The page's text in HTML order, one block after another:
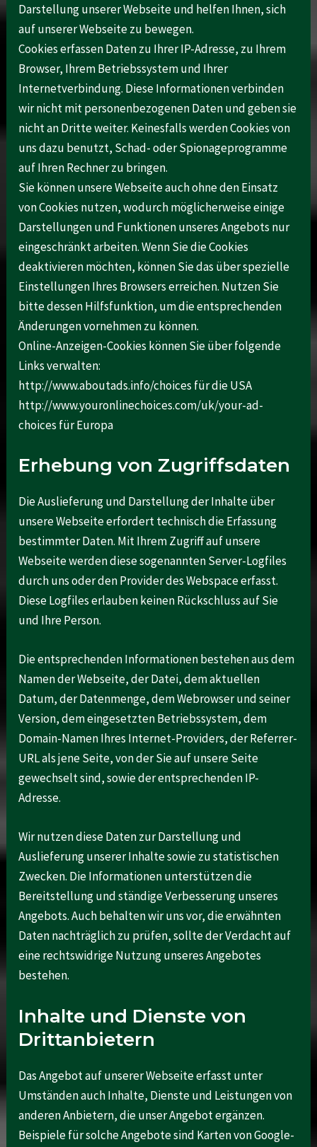
Darstellung unserer Webseite und helfen Ihnen, sich
auf unserer Webseite zu bewegen.
Cookies erfassen Daten zu Ihrer IP-Adresse, zu Ihrem
Browser, Ihrem Betriebssystem und Ihrer
Internetverbindung. Diese Informationen verbinden
wir nicht mit personenbezogenen Daten und geben sie
nicht an Dritte weiter. Keinesfalls werden Cookies von
uns dazu benutzt, Schad- oder Spionageprogramme
auf Ihren Rechner zu bringen.
Sie können unsere Webseite auch ohne den Einsatz
von Cookies nutzen, wodurch möglicherweise einige
Darstellungen und Funktionen unseres Angebots nur
eingeschränkt arbeiten. Wenn Sie die Cookies
deaktivieren möchten, können Sie das über spezielle
Einstellungen Ihres Browsers erreichen. Nutzen Sie
bitte dessen Hilfsfunktion, um die entsprechenden
Änderungen vornehmen zu können.
Online-Anzeigen-Cookies können Sie über folgende
Links verwalten:
http://www.aboutads.info/choices für die USA
http://www.youronlinechoices.com/uk/your-ad-
choices für Europa
Erhebung von Zugriffsdaten
Die Auslieferung und Darstellung der Inhalte über
unsere Webseite erfordert technisch die Erfassung
bestimmter Daten. Mit Ihrem Zugriff auf unsere
Webseite werden diese sogenannten Server-Logfiles
durch uns oder den Provider des Webspace erfasst.
Diese Logfiles erlauben keinen Rückschluss auf Sie
und Ihre Person.
Die entsprechenden Informationen bestehen aus dem
Namen der Webseite, der Datei, dem aktuellen
Datum, der Datenmenge, dem Webrowser und seiner
Version, dem eingesetzten Betriebssystem, dem
Domain-Namen Ihres Internet-Providers, der Referrer-
URL als jene Seite, von der Sie auf unsere Seite
gewechselt sind, sowie der entsprechenden IP-
Adresse.
Wir nutzen diese Daten zur Darstellung und
Auslieferung unserer Inhalte sowie zu statistischen
Zwecken. Die Informationen unterstützen die
Bereitstellung und ständige Verbesserung unseres
Angebots. Auch behalten wir uns vor, die erwähnten
Daten nachträglich zu prüfen, sollte der Verdacht auf
eine rechtswidrige Nutzung unseres Angebotes
bestehen.
Inhalte und Dienste von
Drittanbietern
Das Angebot auf unserer Webseite erfasst unter
Umständen auch Inhalte, Dienste und Leistungen von
anderen Anbietern, die unser Angebot ergänzen.
Beispiele für solche Angebote sind Karten von Google-